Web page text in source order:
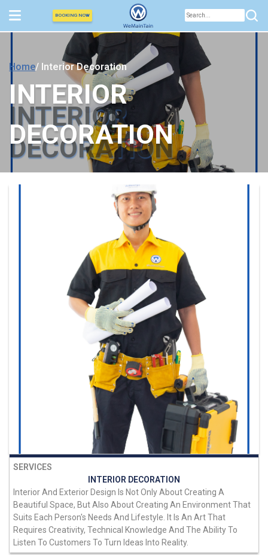
BOOKING NOW
Home/ Interior Decoration
INTERIOR
DECORATION
INTERIOR
DECORATION
SERVICES
INTERIOR DECORATION
Interior And Exterior Design Is Not Only About Creating A
Beautiful Space, But Also About Creating An Environment That
Suits Each Person's Needs And Lifestyle. It Is An Art That
Requires Creativity, Technical Knowledge And The Ability To
Listen To Customers To Turn Ideas Into Reality.